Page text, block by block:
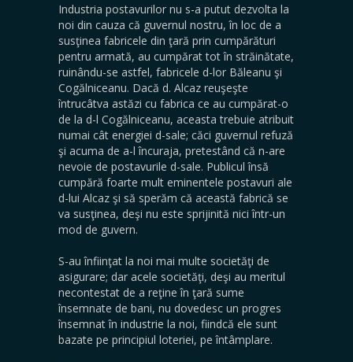
Industria postavurilor nu s-a putut dezvolta la
noi din cauza că guvernul nostru, în loc de a
susţinea fabricele din ţară prin cumpărături
pentru armată, au cumpărat tot în străinătate,
ruinându-se astfel, fabricele d-lor Băleanu şi
Cogălniceanu. Dacă d. Alcaz reuşeşte
întrucâtva astăzi cu fabrica ce au cumpărat-o
de la d-l Cogălniceanu, aceasta trebuie atribuit
numai cât energiei d-sale; căci guvernul refuză
şi acuma de a-l încuraja, pretestând că n-are
nevoie de postavurile d-sale. Publicul însă
cumpără foarte mult eminentele postavuri ale
d-lui Alcaz şi să sperăm că această fabrică se
va susţinea, deşi nu este sprijinită nici într-un
mod de guvern.
S-au înfiinţat la noi mai multe societăţi de
asigurare; dar acele societăţi, deşi au meritul
necontestat de a reţine în ţară sume
însemnate de bani, nu dovedesc un progres
însemnat în industrie la noi, fiindcă ele sunt
bazate pe principiul loteriei, pe întâmplare.